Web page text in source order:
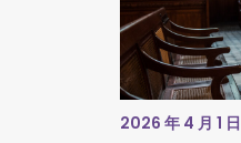
2026 年 4 月 1 日